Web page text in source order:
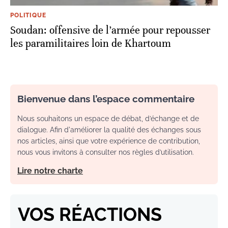
POLITIQUE
Soudan: offensive de l’armée pour repousser
les paramilitaires loin de Khartoum
Bienvenue dans l’espace commentaire
Nous souhaitons un espace de débat, d’échange et de
dialogue. Afin d'améliorer la qualité des échanges sous
nos articles, ainsi que votre expérience de contribution,
nous vous invitons à consulter nos règles d’utilisation.
Lire notre charte
VOS RÉACTIONS